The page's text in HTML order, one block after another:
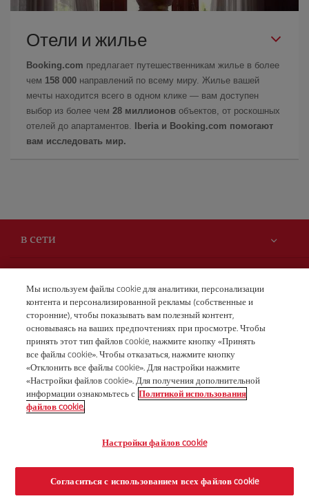
Отели и жилье
Booking.com предлагает путешественникам жилье в более
чем 158 000 направлений по всему миру. Жилье вашей
мечты находится всего в одном клике — вам доступен
выбор из более чем 28 миллионов объектов, от роскошных
отелей до апартаментов.
Iberia и Booking.com помогают
вам исследовать мир.
в сети
Безопасность — прежде всего
Заявление о доступности
Обязательства по обслуживанию
Карта Iberia.com
Iberia – это также
новости и новинки
Группа Iberia
Акционеры и инвесторы
Наши альянсы
Наши условия
Правовая информация
Условия перевозки
Общие условия программы Iberia Club
Политика защиты персональных данных
Бронирования
+7 (8) 495 258 84 10
© Iberia 2026
Мы используем файлы cookie для аналитики, персонализации
контента и персонализированной рекламы (собственные и
сторонние), чтобы показывать вам полезный контент,
основываясь на ваших предпочтениях при просмотре. Чтобы
принять этот тип файлов cookie, нажмите кнопку «Принять
все файлы cookie». Чтобы отказаться, нажмите кнопку
«Отклонить все файлы cookie». Для настройки нажмите
«Настройки файлов cookie». Для получения дополнительной
информации ознакомьтесь с Политикой использования
файлов cookie.
Настройки файлов cookie
Согласиться с использованием всех файлов cookie